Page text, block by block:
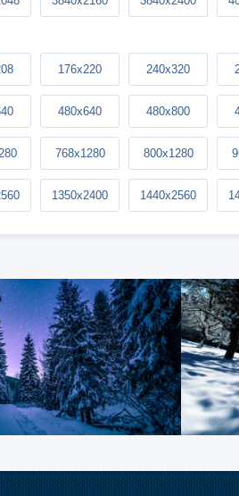
176x220 240x320
480x640 480x800
768x1280 800x1280
1350x2400 1440x2560